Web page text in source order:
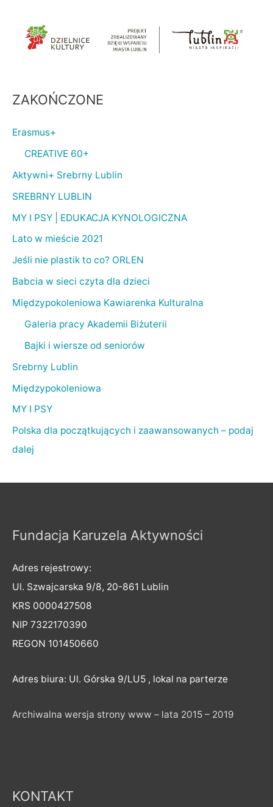
ZAKOŃCZONE
Erasmus+
CREATIVE 60+
Aktywni+ Srebrny Lublin
SREBRNY LUBLIN
MY I PSY | EDUKACJA KYNOLOGICZNA
Lato w mieście 2021
Jeśli nie plastik to co? ORLEN
Babcia w sieci czyta dla dzieci
Międzypokoleniowa Kawiarenka Kulturalna
Galeria pracy Akademii Biżuterii
Bajki i wiersze od seniorów
Srebrny Lublin
Międzypokoleniowa
MY I PSY
Polska dla początkujących i zaawansowanych – podaj
dalej
Fundacja Karuzela Aktywności
Adres rejestrowy:
Ul. Szwajcarska 9/8, 20-861 Lublin
KRS 0000427508
NIP 7322170390
REGON 101450660
Adres biura: Ul. Górska 9/LU5 , lokal na parterze
Archiwalna wersja strony www – lata 2015 – 2019
KONTAKT